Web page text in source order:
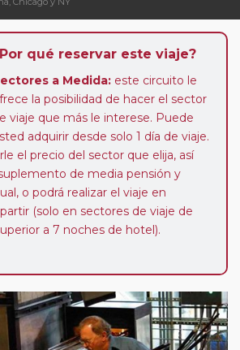
qué reservar este viaje?
a Medida: este circuito le
la posibilidad de hacer el sector
viaje que más le interese. Puede
adquirir desde solo 1 día de viaje.
el precio del sector que elija, así
de media pensión y
o podrá realizar el viaje en
(solo en sectores de viaje de
a 7 noches de hotel).
que ya hayan viajado con
(cuya obtención se realiza
de satisfacción en "Mi viaje")
luna de miel contarán con un